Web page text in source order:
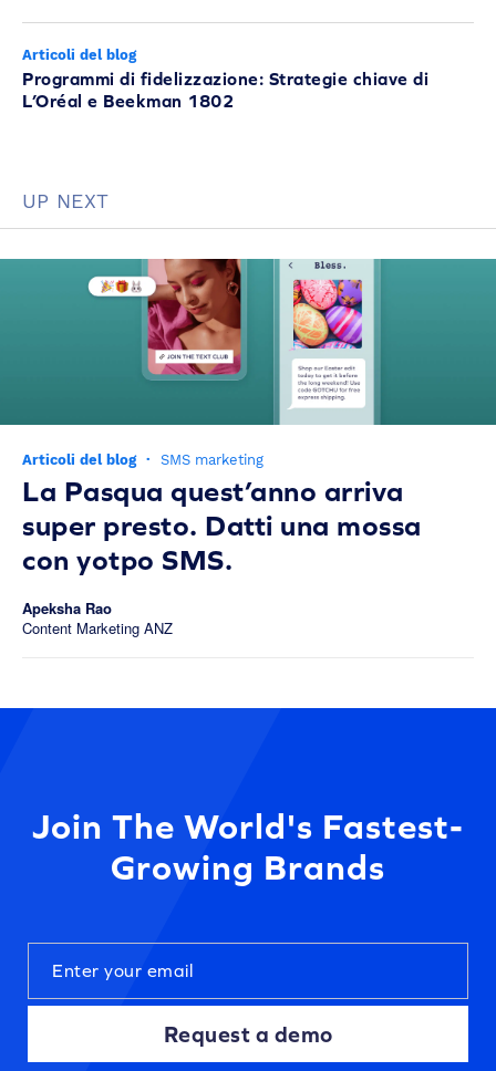
Articoli del blog
Programmi di fidelizzazione: Strategie chiave di
L’Oréal e Beekman 1802
UP NEXT
Articoli del blog · SMS marketing
La Pasqua quest’anno arriva
super presto. Datti una mossa
con yotpo SMS.
Apeksha Rao
Content Marketing ANZ
Join The World's Fastest-
Growing Brands
Request a demo